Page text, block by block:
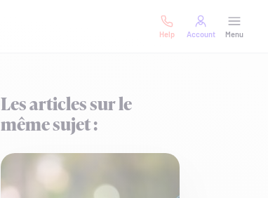
Help Account Menu
Les articles sur le
même sujet :